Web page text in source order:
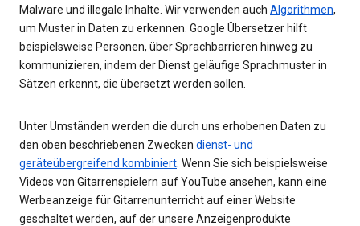
Malware und illegale Inhalte. Wir verwenden auch Algorithmen,
um Muster in Daten zu erkennen. Google Übersetzer hilft
beispielsweise Personen, über Sprachbarrieren hinweg zu
kommunizieren, indem der Dienst geläufige Sprachmuster in
Sätzen erkennt, die übersetzt werden sollen.
Unter Umständen werden die durch uns erhobenen Daten zu
den oben beschriebenen Zwecken dienst- und
geräteübergreifend kombiniert . Wenn Sie sich beispielsweise
Videos von Gitarrenspielern auf YouTube ansehen, kann eine
Werbeanzeige für Gitarrenunterricht auf einer Website
geschaltet werden, auf der unsere Anzeigenprodukte